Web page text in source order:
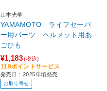
山本光学
YAMAMOTO ライフセーバ
ー用パーツ ヘルメット用あ
ごひも
¥1,183(税込)
119ポイントサービス
発売日：2025年頃発売
お取り寄せ